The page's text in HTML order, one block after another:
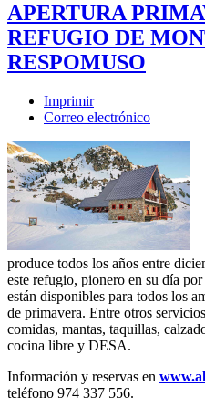
APERTURA
REFUGIO DE
RESPOMUSO
Imprimir
Correo electrónico
produce todos los años entre
este refugio, pionero en su día
están disponibles para todos los
de primavera. Entre otros
comidas, mantas, taquillas,
cocina libre y DESA.
Información y reservas en
teléfono 974 337 556.